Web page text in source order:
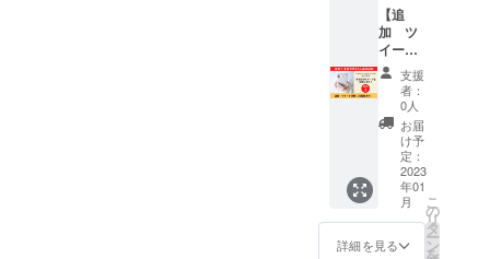
りコー
チ りょ
うじが
あなた
のツ
イート
を添削
しま
す。
https://t
witter.c
om/RY
OJI_PO
RSCHE
【追
加 ツ
イート
添削
（20投
稿ま
で）】
支援者
数80人
達成記
念！リ
ターン
を追加
しまし
支援
者：
0人
お届
け予
定：
2023
年01
月
詳細を見る
こ
の
リ
タ
ー
ン
を